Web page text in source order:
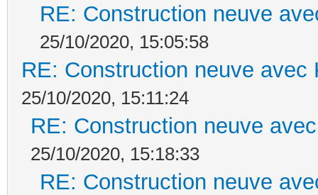
RE: Construction neuve
25/10/2020, 15:05:58
RE: Construction neuve avec
25/10/2020, 15:11:24
RE: Construction neuve
25/10/2020, 15:18:33
RE: Construction neuve